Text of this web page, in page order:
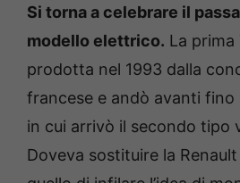
Si torna a celebrare il
modello elettrico. La
prodotta nel 1993 dalla
francese e andò avanti
in cui arrivò il secondo tipo
Doveva sostituire la